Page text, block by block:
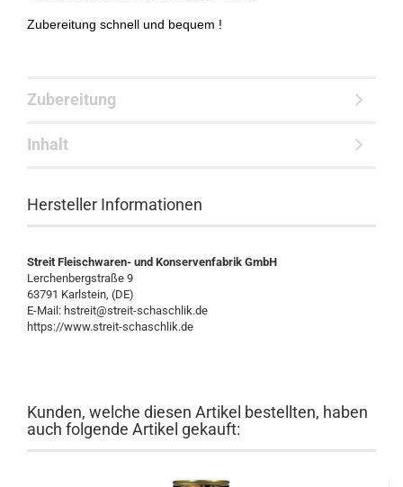
Zubereitung schnell und bequem !
Zubereitung
Inhalt
Hersteller Informationen
Streit Fleischwaren- und Konservenfabrik GmbH
Lerchenbergstraße 9
63791 Karlstein, (DE)
E-Mail: hstreit@streit-schaschlik.de
https://www.streit-schaschlik.de
Kunden, welche diesen Artikel bestellten, haben
auch folgende Artikel gekauft: